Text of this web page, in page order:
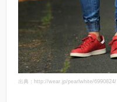
出典：http://wear.jp/pearlwhite/6990824/